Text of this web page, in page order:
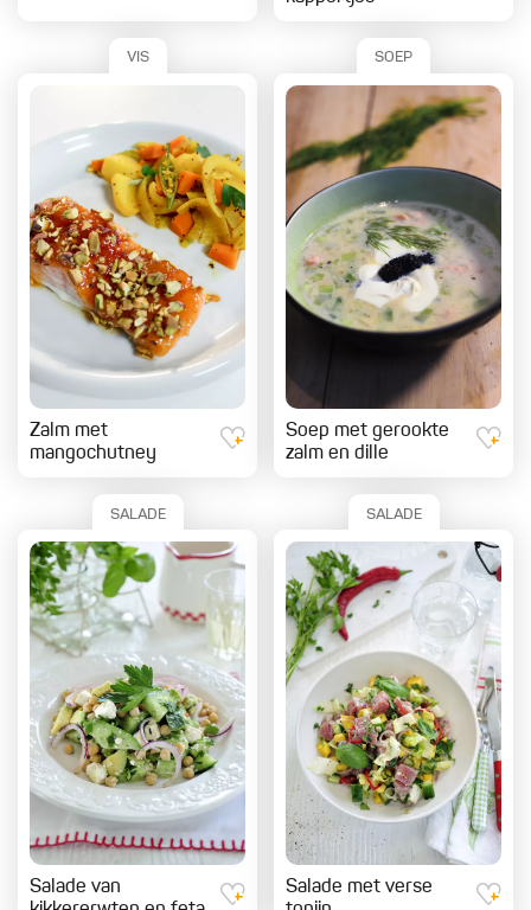
VIS
Zalm met
mangochutney
SOEP
Soep met gerookte
zalm en dille
SALADE
Salade van
SALADE
Salade met verse